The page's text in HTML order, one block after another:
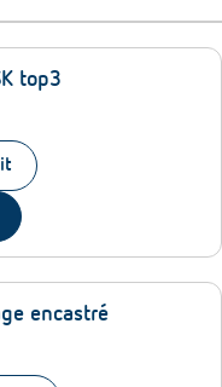
top3
encastré